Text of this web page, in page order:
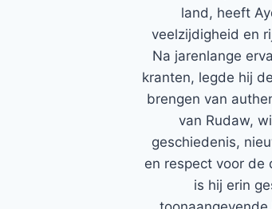
land, heeft
veelzijdigheid en
Na jarenlange
kranten, legde hij
brengen van
van Rudaw,
geschiedenis,
en respect voor de
is hij erin